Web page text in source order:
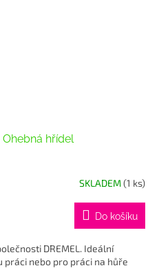
Ohebná hřídel
SKLADEM(1 ks)
Do košíku
DREMEL. Ideální
práci nebo pro práci na hůře